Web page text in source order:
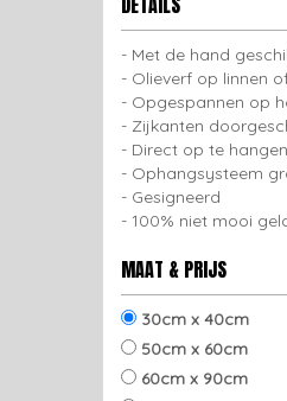
Met de hand
Olieverf op linnen
Opgespannen op
Zijkanten
Direct op te hangen
Ophangsysteem
Gesigneerd
100% niet mooi
MAAT & PRIJS
30cm x 40cm
50cm x 60cm
60cm x 90cm